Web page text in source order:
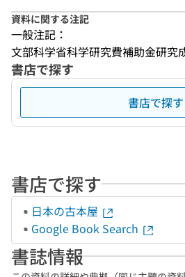
資料に関する注記
一般注記：
文部科学省科学研究費補助金研究
書店で探す
書店で探す
書店で探す
日本の古本屋
Google Book Search
書誌情報